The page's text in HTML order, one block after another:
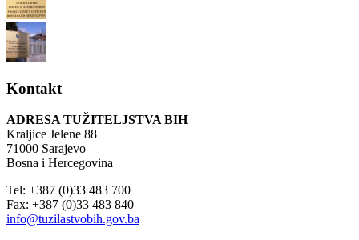
Kontakt
ADRESA TUŽITELJSTVA BIH
Kraljice Jelene 88
71000 Sarajevo
Bosna i Hercegovina
Tel: +387 (0)33 483 700
Fax: +387 (0)33 483 840
info@tuzilastvobih.gov.ba